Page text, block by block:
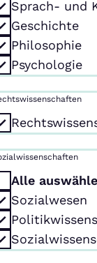
Sprach- und
Geschichte
Philosophie
Psychologie
Alle
Sozialwesen